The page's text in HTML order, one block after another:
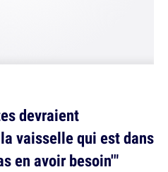
devraient
vaisselle qui est dans
en avoir besoin'"